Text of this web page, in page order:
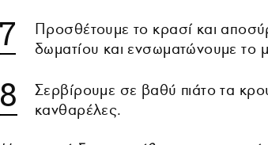
Προσθέτουμε το κρασί και
δωματίου και ενσωματώνουμε το
Σερβίρουμε σε βαθύ πιάτο τα
κανθαρέλες.